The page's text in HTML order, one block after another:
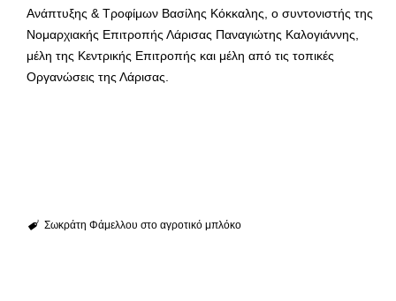
Ανάπτυξης & Τροφίμων Βασίλης Κόκκαλης, ο συντονιστής της
Νομαρχιακής Επιτροπής Λάρισας Παναγιώτης Καλογιάννης,
μέλη της Κεντρικής Επιτροπής και μέλη από τις τοπικές
Οργανώσεις της Λάρισας.
Σωκράτη Φάμελλου στο αγροτικό μπλόκο